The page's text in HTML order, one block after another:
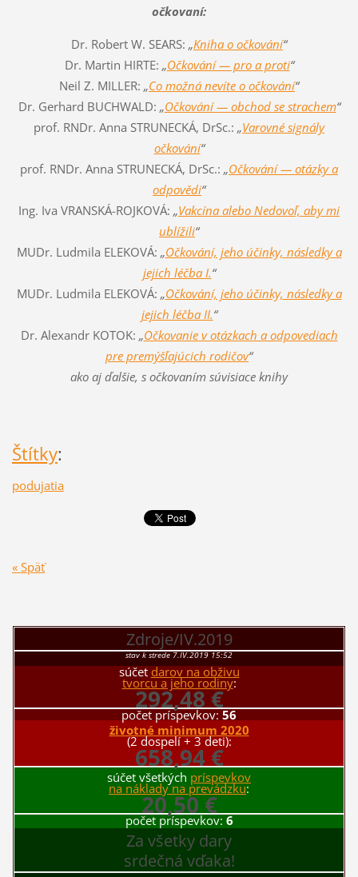
očkovaní:
Dr. Robert W. SEARS: „Kniha o očkování“
Dr. Martin HIRTE: „Očkování — pro a proti“
Neil Z. MILLER: „Co možná nevíte o očkování“
Dr. Gerhard BUCHWALD: „Očkování — obchod se strachem“
prof. RNDr. Anna STRUNECKÁ, DrSc.: „Varovné signály
očkování“
prof. RNDr. Anna STRUNECKÁ, DrSc.: „Očkování — otázky a
odpovědi“
Ing. Iva VRANSKÁ-ROJKOVÁ: „Vakcína alebo Nedovoľ, aby mi
ublížili“
MUDr. Ludmila ELEKOVÁ: „Očkování, jeho účinky, následky a
jejich léčba I.“
MUDr. Ludmila ELEKOVÁ: „Očkování, jeho účinky, následky a
jejich léčba II.“
Dr. Alexandr KOTOK: „Očkovanie v otázkach a odpovediach
pre premýšľajúcich rodičov“
ako aj ďalšie, s očkovaním súvisiace knihy
Štítky:
podujatia
« Späť
Zdroje/IV.2019
stav k strede 7.IV.2019 15:52
súčet darov na obživu
tvorcu a jeho rodiny:
292,48 €
počet príspevkov: 56
životné minimum 2020
(2 dospelí + 3 deti):
658,94 €
súčet všetkých príspevkov
na náklady na prevádzku:
20,50 €
počet príspevkov: 6
Za všetky dary
srdečná vďaka!